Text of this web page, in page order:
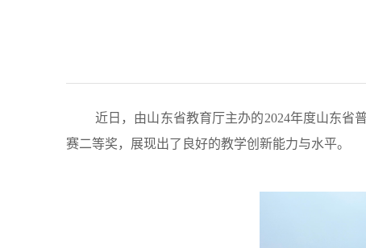
近日，由山东省教育厅主办的2024年度山东省
赛二等奖，展现出了良好的教学创新能力与水平。